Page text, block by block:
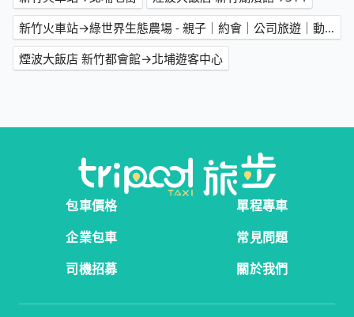
新竹火車站→綠世界生態農場 - 親子｜約會｜公司旅遊｜動物園｜遊樂園｜休閒農場｜熱門人氣｜校外教學
煙波大飯店 新竹都會館→北埔遊客中心
包車價格
單程專車
企業包車
常見問題
司機招募
關於我們